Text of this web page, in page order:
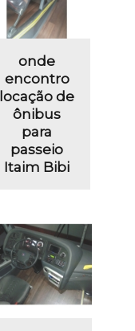
onde
encontro
locação de
ônibus
para
passeio
Itaim Bibi